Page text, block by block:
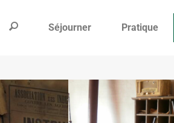
Séjourner Pratique